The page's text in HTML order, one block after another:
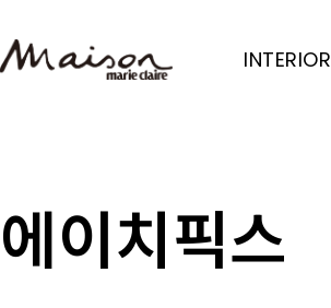
to
main
INTERIOR
에이치픽스